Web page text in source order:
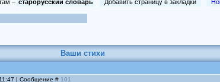
– старорусский словарь Добавить страницу в закладки
Ваши стихи
| Сообщение # 101